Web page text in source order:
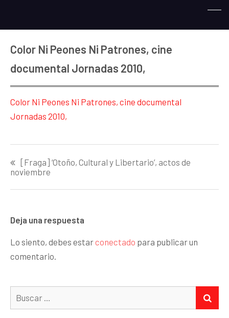
Color Ni Peones Ni Patrones, cine
documental Jornadas 2010,
Color Ni Peones Ni Patrones, cine documental
Jornadas 2010,
de
entradas
[Fraga] ‘Otoño, Cultural y Libertario’, actos de
noviembre
Deja una respuesta
Lo siento, debes estarconectado para publicar un
comentario.
Buscar: